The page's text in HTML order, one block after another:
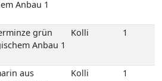
aus
Anbau 1
aus
Anbau 1